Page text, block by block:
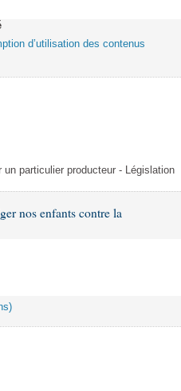
d’utilisation des contenus
particulier producteur - Législation
nos enfants contre la